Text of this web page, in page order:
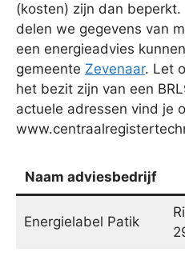
(kosten) zijn dan
delen we gegevens van
een energieadvies
gemeente Zevenaar. Let
het bezit zijn van een
actuele adressen vind je
Naam adviesbedrijf
Energielabel Patik